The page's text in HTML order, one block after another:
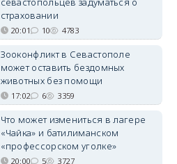
страховании
20:01 10 4783
Зооконфликт в Севастополе
может оставить бездомных
животных без помощи
17:02 6 3359
Что может измениться в лагере
«Чайка» и батилиманском
«профессорском уголке»
20:00 5 3727